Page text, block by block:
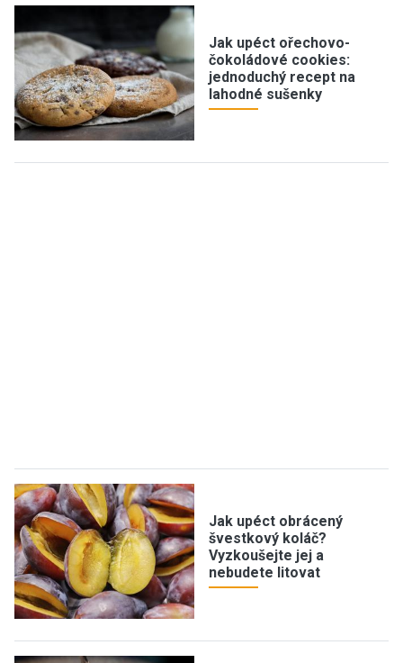
Jak upéct ořechovo-
čokoládové cookies:
jednoduchý recept na
lahodné sušenky
Jak upéct obrácený
švestkový koláč?
Vyzkoušejte jej a
nebudete litovat